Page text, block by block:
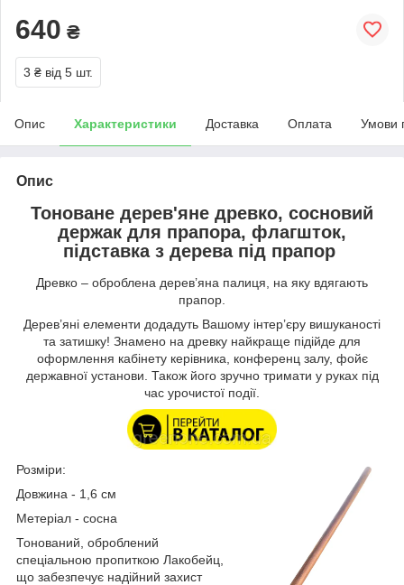
640 ₴
3 ₴ від 5 шт.
Опис Характеристики Доставка Оплата Умови
Опис
Тоноване дерев'яне древко, сосновий
держак для прапора, флагшток,
підставка з дерева під прапор
Древко – оброблена дерев’яна палиця, на яку вдягають
прапор.
Дерев’яні елементи додадуть Вашому інтер’єру вишуканості
та затишку! Знамено на древку найкраще підійде для
оформлення кабінету керівника, конференц залу, фойє
державної установи. Також його зручно тримати у руках під
час урочистої події.
Розміри:
Довжина - 1,6 см
Метеріал - сосна
Тонований, оброблений
спеціальною пропиткою Лакобейц,
що забезпечує надійний захист